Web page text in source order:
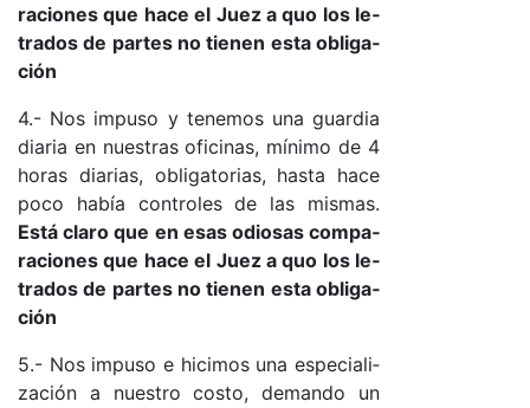
ra­cio­nes que ha­ce el Juez a quo los le­
tra­dos de par­tes no tie­nen es­ta obli­ga­
ción
4.- Nos im­pu­so y te­ne­mos una guar­dia
dia­ria en nues­tras ofi­ci­na­s, mí­ni­mo de 4
ho­ras dia­ria­s, obli­ga­to­ria­s, has­ta ha­ce
po­co ha­bía con­tro­les de las mis­ma­s.
Es­tá cla­ro que en esas odio­sas com­pa­
ra­cio­nes que ha­ce el Juez a quo los le­
tra­dos de par­tes no tie­nen es­ta obli­ga­
ción
5.- Nos im­pu­so e hi­ci­mos una es­pe­cia­li­
za­ción a nues­tro cos­to, de­man­do un